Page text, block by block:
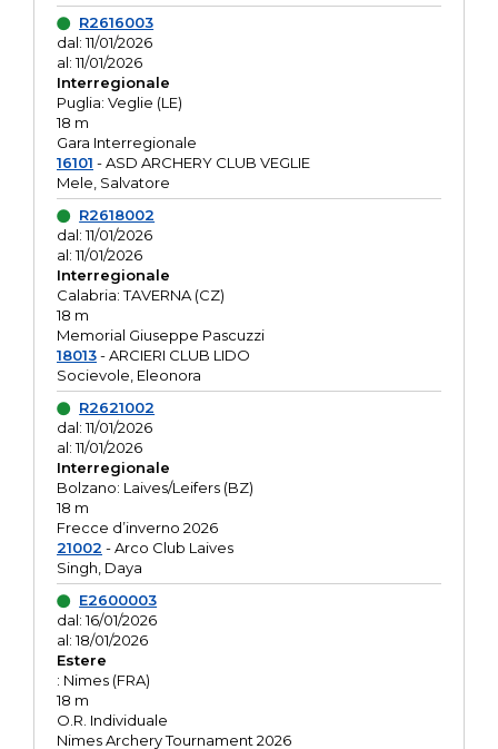
R2616003
dal: 11/01/2026
al: 11/01/2026
Interregionale
Puglia: Veglie (LE)
18 m
Gara Interregionale
16101 - ASD ARCHERY CLUB VEGLIE
Mele, Salvatore
R2618002
dal: 11/01/2026
al: 11/01/2026
Interregionale
Calabria: TAVERNA (CZ)
18 m
Memorial Giuseppe Pascuzzi
18013- ARCIERI CLUB LIDO
Socievole, Eleonora
R2621002
dal: 11/01/2026
al: 11/01/2026
Interregionale
Bolzano: Laives/Leifers (BZ)
18 m
Frecce d’inverno 2026
21002 - Arco Club Laives
Singh, Daya
E2600003
dal: 16/01/2026
al: 18/01/2026
Estere
: Nimes (FRA)
18 m
O.R. Individuale
Nimes Archery Tournament 2026